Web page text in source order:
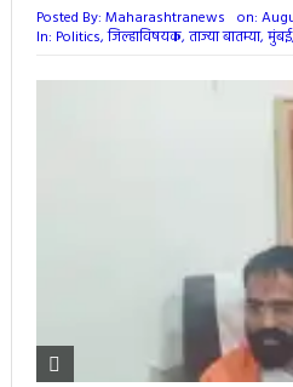
Posted By: Maharashtranews on:
In: Politics,जिल्हाविषयक, ताज्या बातम्या, मुंबई,